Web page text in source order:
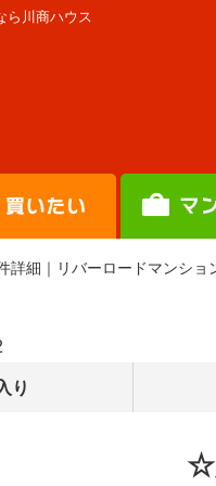
ら川商ハウス
詳細｜リバーロードマンショ
り
☆